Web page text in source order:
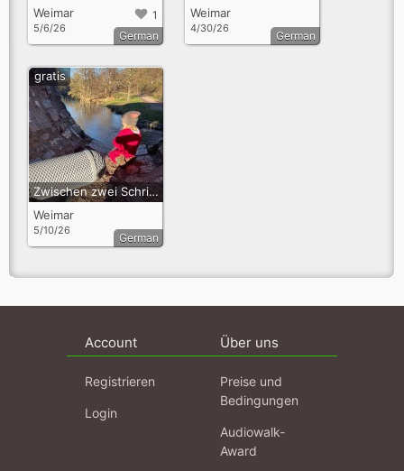
1
Weimar
5/6/26
German
Weimar
4/30/26
German
Zwischen zwei Schritten
Weimar
5/10/26
gratis
German
Account
Registrieren
Login
Über uns
Preise und
Bedingungen
Audiowalk-
Award